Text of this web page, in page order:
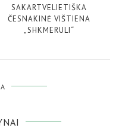
SAKARTVELIETIŠKA
ČESNAKINĖ VIŠTIENA
„SHKMERULI“